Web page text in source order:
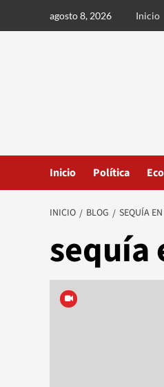
agosto 8, 2026 Inicio
Inicio Política
INICIO BLOG SEQUÍA
sequía